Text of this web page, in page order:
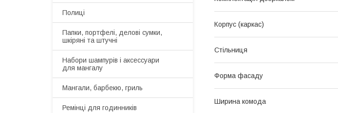
Корпус (каркас)
Стільниця
Форма фасаду
Ширина комода
Полиці
Папки, портфелі, делові сумки,
шкіряні та штучні
Набори шампурів і аксессуари
для мангалу
Мангали, барбекю, гриль
Ремінці для годинників